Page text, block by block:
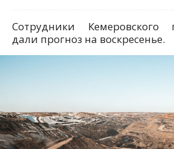
Сотрудники Кемеровского
дали прогноз на воскресенье.